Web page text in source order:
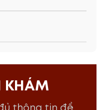
KHÁM
thông tin để